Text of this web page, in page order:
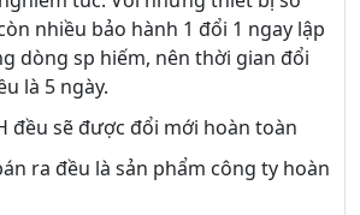
nhiều bảo hành 1 đổi 1 ngay lập
dòng sp hiếm, nên thời gian đổi
là 5 ngày.
đều sẽ được đổi mới hoàn toàn
ra đều là sản phẩm công ty hoàn